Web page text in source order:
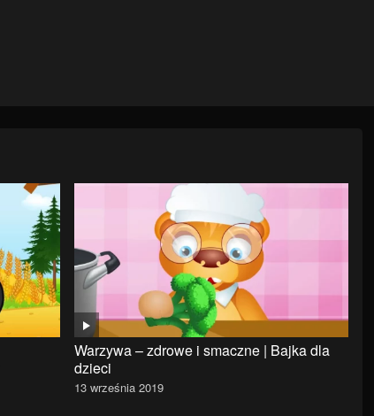
Warzywa – zdrowe i smaczne | Bajka dla
dzieci
13 września 2019